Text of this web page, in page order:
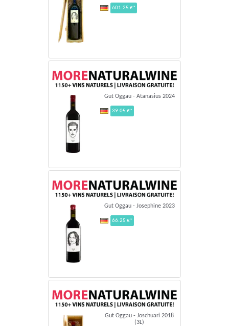
601.25 €*
Gut Oggau - Atanasius 2024
39.05 €*
Gut Oggau - Josephine 2023
66.25 €*
Gut Oggau - Joschuari 2018
(3L)